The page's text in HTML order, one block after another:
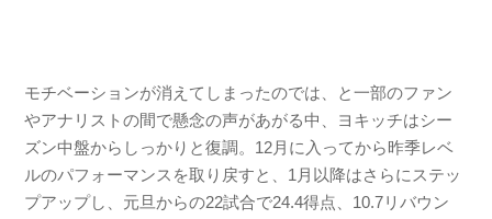
モチベーションが消えてしまったのでは、と一部のファン
やアナリストの間で懸念の声があがる中、ヨキッチはシー
ズン中盤からしっかりと復調。12月に入ってから昨季レベ
ルのパフォーマンスを取り戻すと、1月以降はさらにステッ
プアップし、元旦からの22試合で24.4得点、10.7リバウン